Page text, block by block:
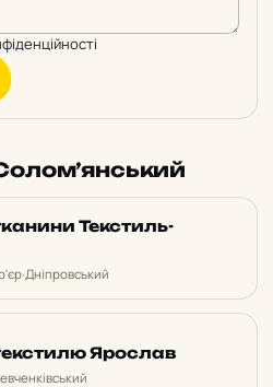
Текстиль-
·Дніпровський
Ярослав